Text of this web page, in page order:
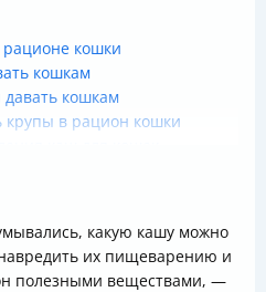
кошки
кошкам
кошкам
крупы в рацион кошки
и рыбой
и советы по кормлению
какую кашу можно
их пищеварению и
полезными веществами, —